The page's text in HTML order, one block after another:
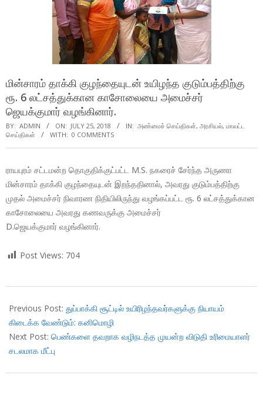
மின்சாரம் தாக்கி குழந்தையுடன் உயிழந்த குடும்பத்திற்கு
ரூ. 6 லட்சத்துக்கான காசோலையை அமைச்சர்
ஜெயக்குமார் வழங்கினார்.
BY: ADMIN ON: JULY 25, 2018 IN: அண்மைச் செய்திகள், அரசியல், மாவட்ட
செய்திகள்
WITH: 0 COMMENTS
ராயபுரம் சட்டமன்ற தொகுதிக்குட்பட்ட M.S. நகரைச் சேர்ந்த அருணா
மின்சாரம் தாக்கி குழந்தையுடன் இறந்ததினால், அவரது குடும்பத்திற்கு
முதல் அமைச்சர் நிவாரண நிதியிலிருந்து வழங்கப்பட்ட ரூ. 6 லட்சத்துக்கான
காசோலையை அவரது கணவருக்கு அமைச்சர்
D.ஜெயக்குமார் வழங்கினார்.
Post Views: 704
07-
25
Previous Post: துப்பாக்கி சூட்டில் உயிரிழந்தவர்களுக்கு நியாயம்
கிடைக்க வேண்டும்: கனிமொழி
Next Post: பெண்களை தவறாக வழிநடத்த முயன்ற விடுதி உரிமையாளர்
சடலமாக மீட்பு